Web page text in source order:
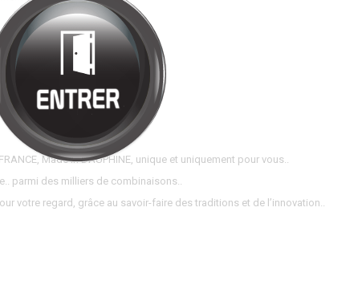
Bienvenue chez
HALMONT
Cliquez pour entrer